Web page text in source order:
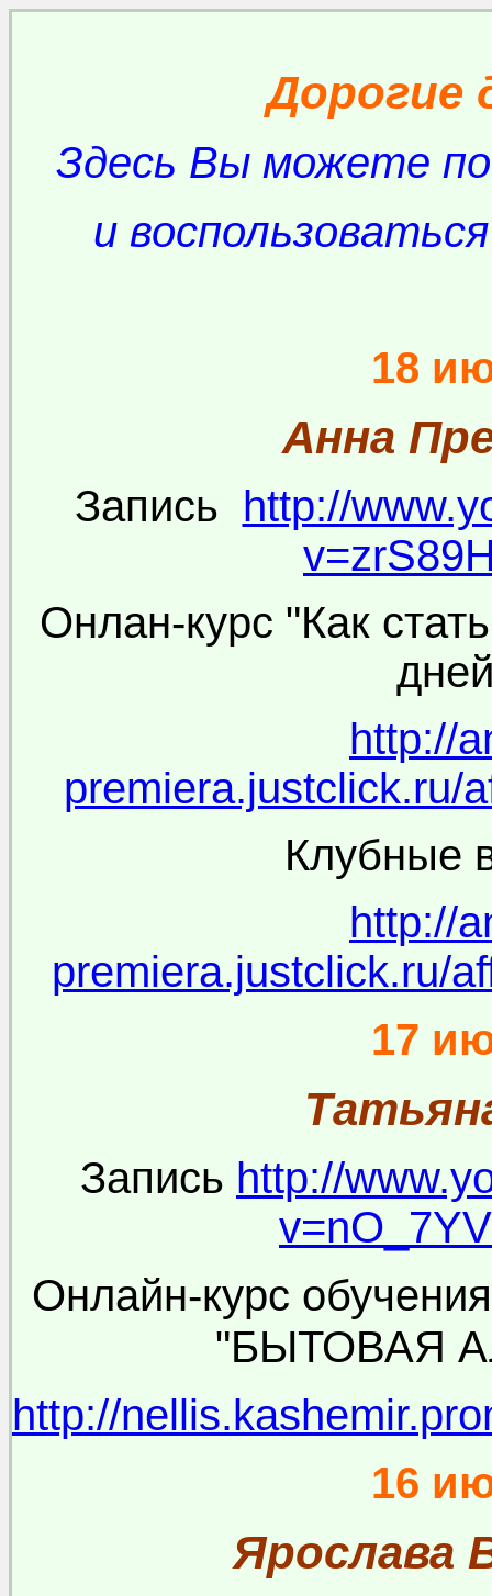
Дорогие
Здесь Вы можете
и
18
Анна
Запись http://
Онлан-курс "Как
http://
premiera.justclick.ru/
Клубные
http://
premiera.justclick.ru/
17
Запись http://
Онлайн-курс
"БЫТОВАЯ
http://
16
Ярослава